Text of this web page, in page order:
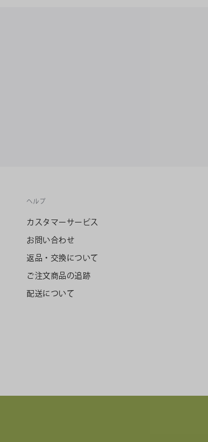
ヘルプ
カスタマーサービス
お問い合わせ
返品・交換について
ご注文商品の追跡
配送について